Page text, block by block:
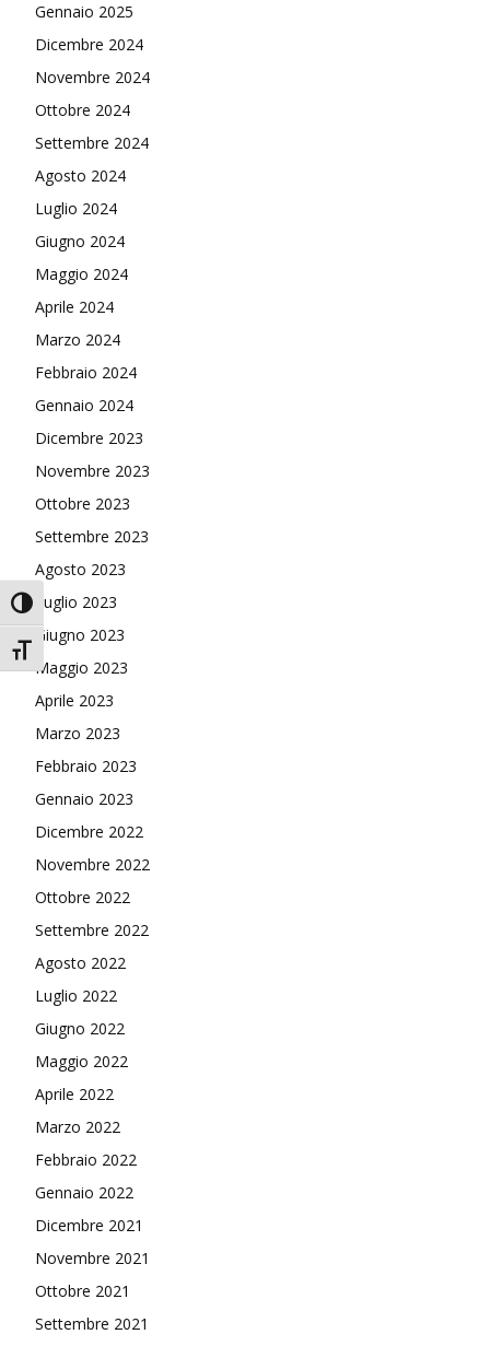
Attiva/disattiva alto contrasto
Attiva/disattiva dimensione testo
Gennaio 2025
Dicembre 2024
Novembre 2024
Ottobre 2024
Settembre 2024
Agosto 2024
Luglio 2024
Giugno 2024
Maggio 2024
Aprile 2024
Marzo 2024
Febbraio 2024
Gennaio 2024
Dicembre 2023
Novembre 2023
Ottobre 2023
Settembre 2023
Agosto 2023
Luglio 2023
Giugno 2023
Maggio 2023
Aprile 2023
Marzo 2023
Febbraio 2023
Gennaio 2023
Dicembre 2022
Novembre 2022
Ottobre 2022
Settembre 2022
Agosto 2022
Luglio 2022
Giugno 2022
Maggio 2022
Aprile 2022
Marzo 2022
Febbraio 2022
Gennaio 2022
Dicembre 2021
Novembre 2021
Ottobre 2021
Settembre 2021